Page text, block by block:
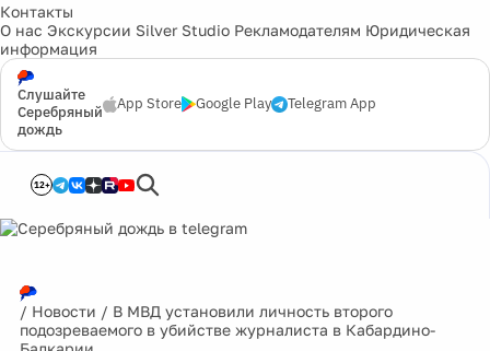
Контакты
О нас Экскурсии Silver Studio Рекламодателям Юридическая
информация
Слушайте
Серебряный
дождь
App Store Google Play Telegram App
12+
/ Новости / В МВД установили личность второго
подозреваемого в убийстве журналиста в Кабардино-